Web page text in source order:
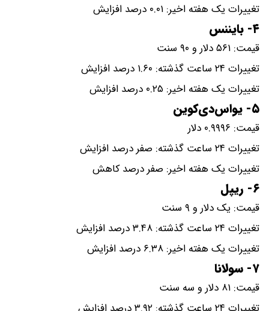
تغییرات یک هفته اخیر: ۰.۰۱ درصد افزایش
۴- بایننس‌
قیمت: ۵۶۱ دلار و ۹۰ سنت
تغییرات ۲۴ ساعت گذشته: ۱.۶۰ درصد افزایش
تغییرات یک هفته اخیر: ۰.۲۵ درصد افزایش
۵- یواس‌دی‌کوین
قیمت: ۰.۹۹۹۶ دلار
تغییرات ۲۴ ساعت گذشته: صفر درصد افزایش
تغییرات یک هفته اخیر: صفر درصد کاهش
۶- ریپل
قیمت: یک دلار و ۹ سنت
تغییرات ۲۴ ساعت گذشته: ۳.۴۸ درصد افزایش
تغییرات یک هفته اخیر: ۶.۳۸ درصد افزایش
۷- سولانا
قیمت: ۸۱ دلار و سه سنت